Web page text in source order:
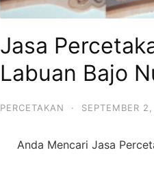
Jasa
Labuan Bajo
PERCETAKAN · SEPTEMBER
Anda Mencari Jasa